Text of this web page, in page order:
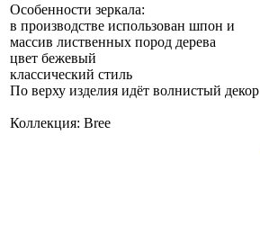
Особенности зеркала:
в производстве использован шпон и
массив лиственных пород дерева
цвет бежевый
классический стиль
По верху изделия идёт волнистый декор
Коллекция: Bree